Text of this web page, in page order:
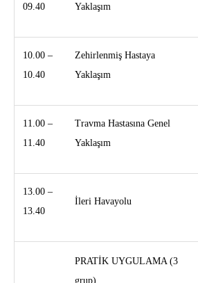
09.40
Yaklaşım
10.00 –
10.40
Zehirlenmiş Hastaya
Yaklaşım
11.00 –
11.40
Travma Hastasına Genel
Yaklaşım
13.00 –
13.40
İleri Havayolu
PRATİK UYGULAMA (3
grup)